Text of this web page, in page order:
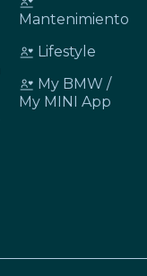
Mantenimiento
Lifestyle
My BMW /
My MINI App